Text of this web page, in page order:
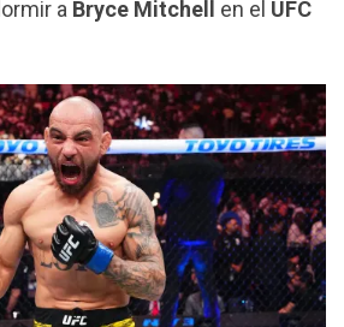
a Bryce Mitchell en el UFC